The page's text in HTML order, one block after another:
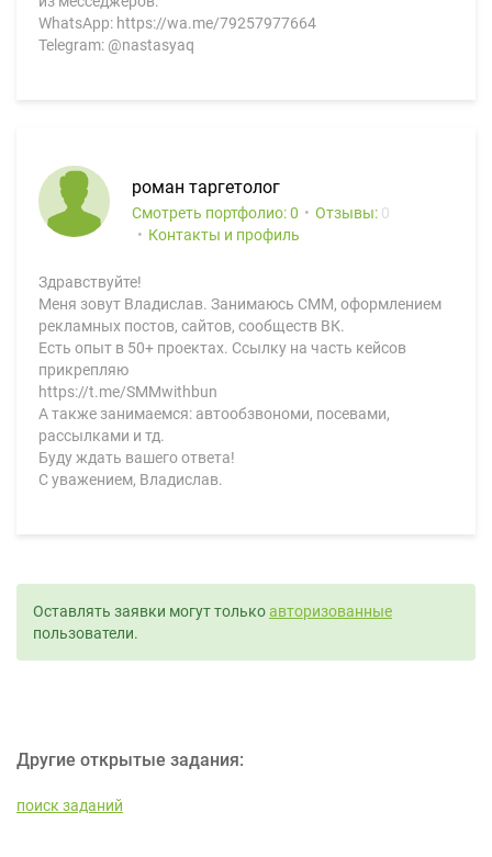
WhatsApp: https://wa.me/79257977664
Telegram: @nastasyaq
роман таргетолог
Смотреть портфолио: 0 Отзывы: 0
Контакты и профиль
Здравствуйте!
Меня зовут Владислав. Занимаюсь СММ, оформлением
рекламных постов, сайтов, сообществ ВК.
Есть опыт в 50+ проектах. Ссылку на часть кейсов
прикрепляю
https://t.me/SMMwithbun
А также занимаемся: автообзвономи, посевами,
рассылками и тд.
Буду ждать вашего ответа!
С уважением, Владислав.
Оставлять заявки могут толькоавторизованные
пользователи.
Другие открытые задания:
поиск заданий